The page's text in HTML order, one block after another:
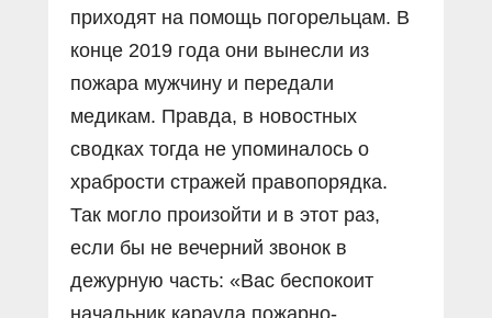
приходят на помощь погорельцам. В
конце 2019 года они вынесли из
пожара мужчину и передали
медикам. Правда, в новостных
сводках тогда не упоминалось о
храбрости стражей правопорядка.
Так могло произойти и в этот раз,
если бы не вечерний звонок в
дежурную часть: «Вас беспокоит
начальник караула пожарно-